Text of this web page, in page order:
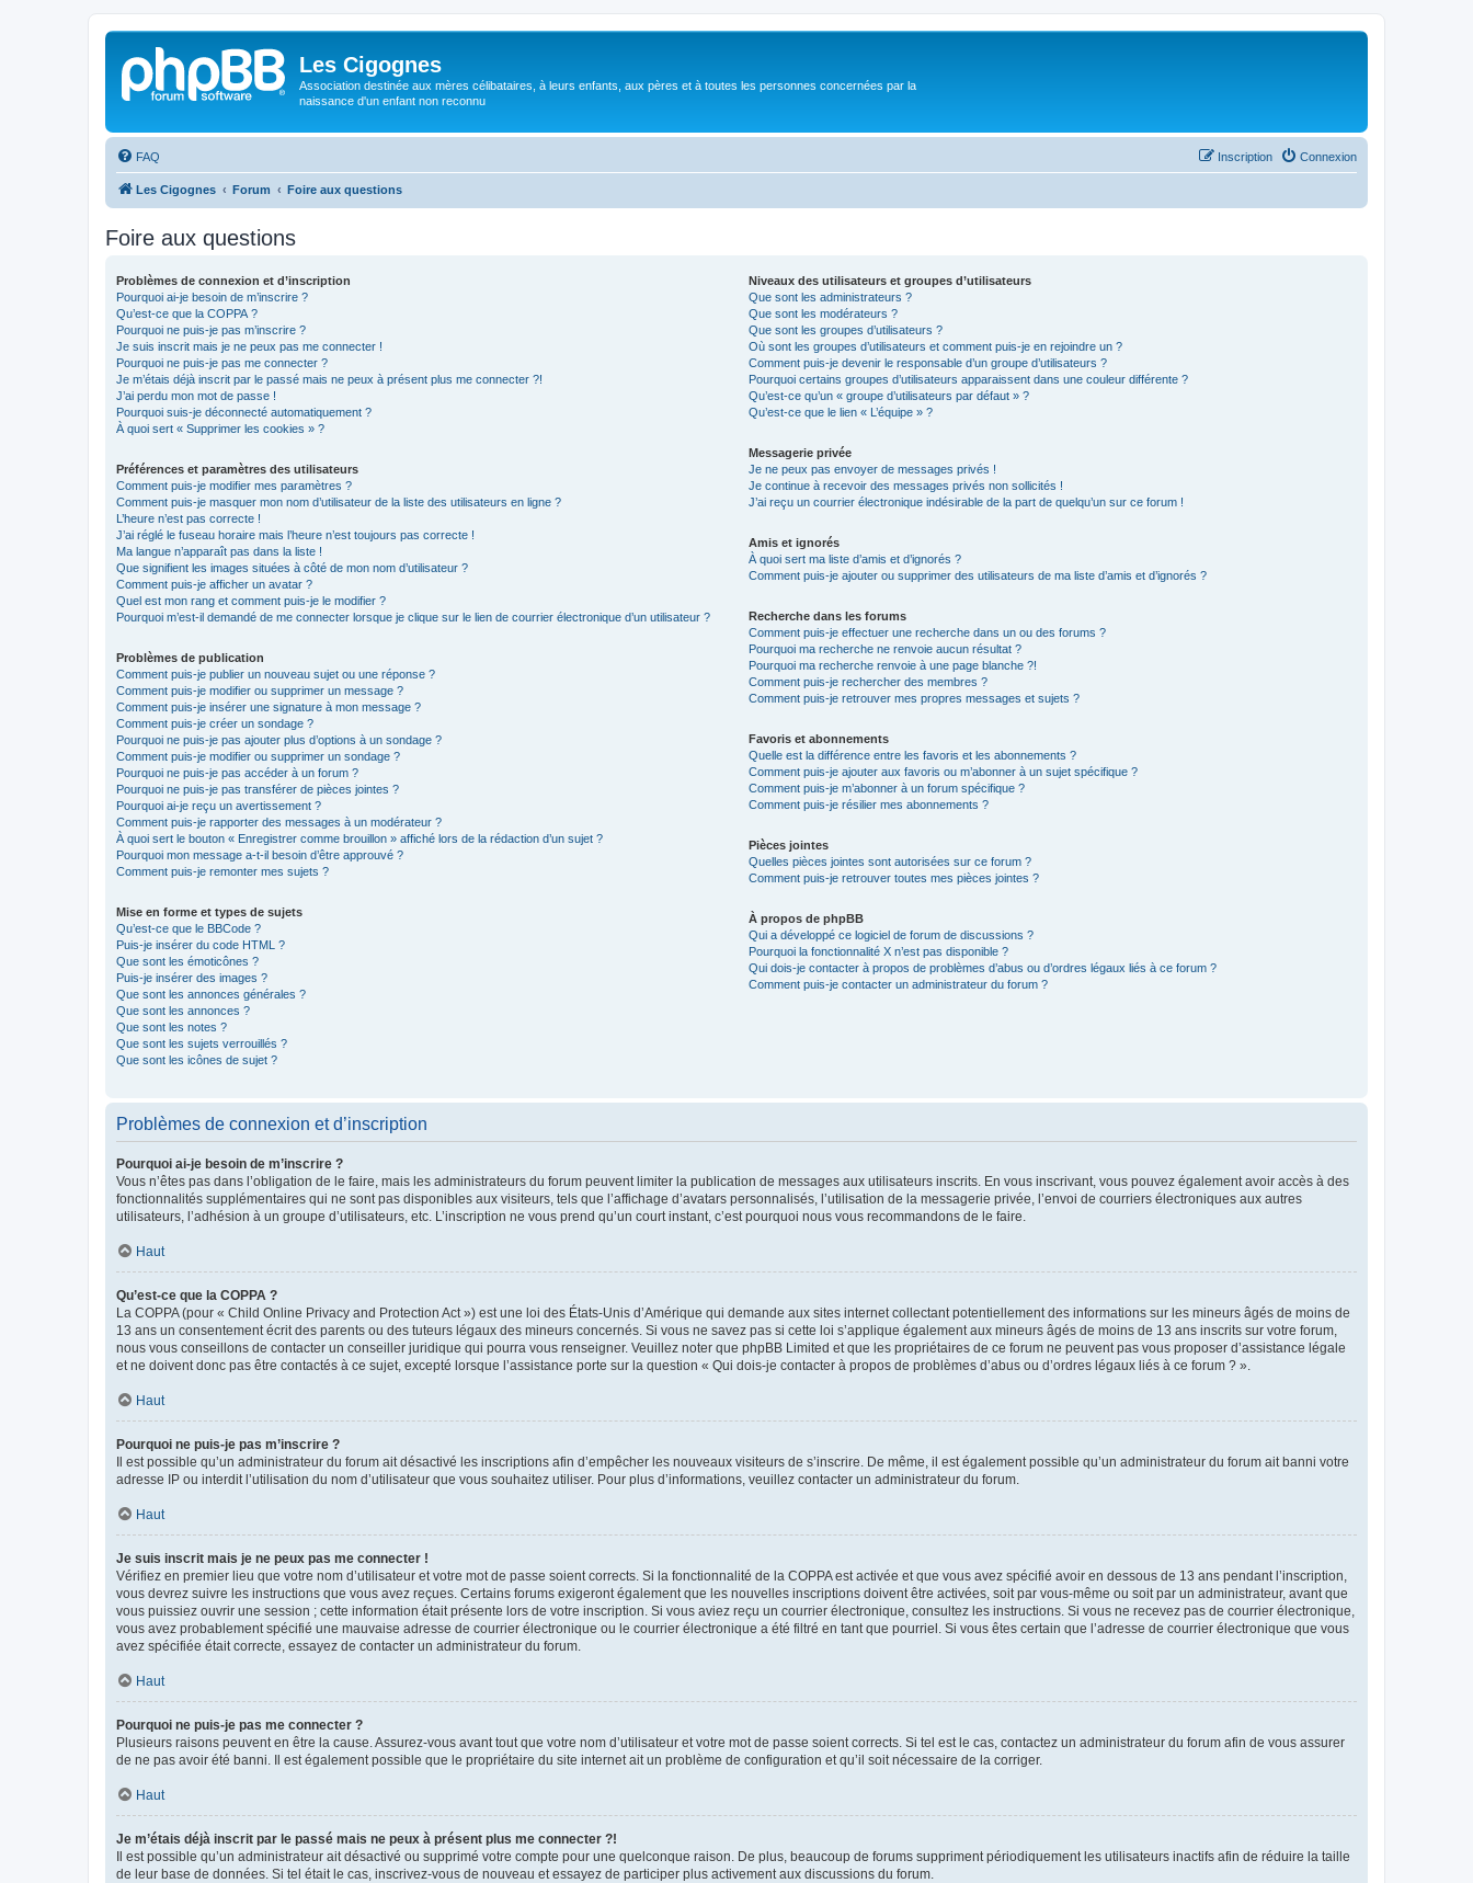
Les Cigognes
Association destinée aux mères célibataires, à leurs enfants, aux pères et à toutes les personnes concernées par la
naissance d'un enfant non reconnu
FAQ Connexion
Inscription
Les Cigognes Forum Foire aux questions
Foire aux questions
Problèmes de connexion et d’inscription
Pourquoi ai-je besoin de m’inscrire ?
Qu’est-ce que la COPPA ?
Pourquoi ne puis-je pas m’inscrire ?
Je suis inscrit mais je ne peux pas me connecter !
Pourquoi ne puis-je pas me connecter ?
Je m’étais déjà inscrit par le passé mais ne peux à présent plus me connecter ?!
J’ai perdu mon mot de passe !
Pourquoi suis-je déconnecté automatiquement ?
À quoi sert « Supprimer les cookies » ?
Préférences et paramètres des utilisateurs
Comment puis-je modifier mes paramètres ?
Comment puis-je masquer mon nom d’utilisateur de la liste des utilisateurs en ligne ?
L’heure n’est pas correcte !
J’ai réglé le fuseau horaire mais l’heure n’est toujours pas correcte !
Ma langue n’apparaît pas dans la liste !
Que signifient les images situées à côté de mon nom d’utilisateur ?
Comment puis-je afficher un avatar ?
Quel est mon rang et comment puis-je le modifier ?
Pourquoi m’est-il demandé de me connecter lorsque je clique sur le lien de courrier électronique d’un utilisateur ?
Problèmes de publication
Comment puis-je publier un nouveau sujet ou une réponse ?
Comment puis-je modifier ou supprimer un message ?
Comment puis-je insérer une signature à mon message ?
Comment puis-je créer un sondage ?
Pourquoi ne puis-je pas ajouter plus d’options à un sondage ?
Comment puis-je modifier ou supprimer un sondage ?
Pourquoi ne puis-je pas accéder à un forum ?
Pourquoi ne puis-je pas transférer de pièces jointes ?
Pourquoi ai-je reçu un avertissement ?
Comment puis-je rapporter des messages à un modérateur ?
À quoi sert le bouton « Enregistrer comme brouillon » affiché lors de la rédaction d’un sujet ?
Pourquoi mon message a-t-il besoin d’être approuvé ?
Comment puis-je remonter mes sujets ?
Mise en forme et types de sujets
Qu’est-ce que le BBCode ?
Puis-je insérer du code HTML ?
Que sont les émoticônes ?
Puis-je insérer des images ?
Que sont les annonces générales ?
Que sont les annonces ?
Que sont les notes ?
Que sont les sujets verrouillés ?
Que sont les icônes de sujet ?
Niveaux des utilisateurs et groupes d’utilisateurs
Que sont les administrateurs ?
Que sont les modérateurs ?
Que sont les groupes d’utilisateurs ?
Où sont les groupes d’utilisateurs et comment puis-je en rejoindre un ?
Comment puis-je devenir le responsable d’un groupe d’utilisateurs ?
Pourquoi certains groupes d’utilisateurs apparaissent dans une couleur différente ?
Qu’est-ce qu’un « groupe d’utilisateurs par défaut » ?
Qu’est-ce que le lien « L’équipe » ?
Messagerie privée
Je ne peux pas envoyer de messages privés !
Je continue à recevoir des messages privés non sollicités !
J’ai reçu un courrier électronique indésirable de la part de quelqu’un sur ce forum !
Amis et ignorés
À quoi sert ma liste d’amis et d’ignorés ?
Comment puis-je ajouter ou supprimer des utilisateurs de ma liste d’amis et d’ignorés ?
Recherche dans les forums
Comment puis-je effectuer une recherche dans un ou des forums ?
Pourquoi ma recherche ne renvoie aucun résultat ?
Pourquoi ma recherche renvoie à une page blanche ?!
Comment puis-je rechercher des membres ?
Comment puis-je retrouver mes propres messages et sujets ?
Favoris et abonnements
Quelle est la différence entre les favoris et les abonnements ?
Comment puis-je ajouter aux favoris ou m’abonner à un sujet spécifique ?
Comment puis-je m’abonner à un forum spécifique ?
Comment puis-je résilier mes abonnements ?
Pièces jointes
Quelles pièces jointes sont autorisées sur ce forum ?
Comment puis-je retrouver toutes mes pièces jointes ?
À propos de phpBB
Qui a développé ce logiciel de forum de discussions ?
Pourquoi la fonctionnalité X n’est pas disponible ?
Qui dois-je contacter à propos de problèmes d’abus ou d’ordres légaux liés à ce forum ?
Comment puis-je contacter un administrateur du forum ?
Problèmes de connexion et d’inscription
Pourquoi ai-je besoin de m’inscrire ?
Vous n’êtes pas dans l’obligation de le faire, mais les administrateurs du forum peuvent limiter la publication de messages aux utilisateurs inscrits. En vous inscrivant, vous pouvez également avoir accès à des
fonctionnalités supplémentaires qui ne sont pas disponibles aux visiteurs, tels que l’affichage d’avatars personnalisés, l’utilisation de la messagerie privée, l’envoi de courriers électroniques aux autres
utilisateurs, l’adhésion à un groupe d’utilisateurs, etc. L’inscription ne vous prend qu’un court instant, c’est pourquoi nous vous recommandons de le faire.
Haut
Qu’est-ce que la COPPA ?
La COPPA (pour « Child Online Privacy and Protection Act ») est une loi des États-Unis d’Amérique qui demande aux sites internet collectant potentiellement des informations sur les mineurs âgés de moins de
13 ans un consentement écrit des parents ou des tuteurs légaux des mineurs concernés. Si vous ne savez pas si cette loi s’applique également aux mineurs âgés de moins de 13 ans inscrits sur votre forum,
nous vous conseillons de contacter un conseiller juridique qui pourra vous renseigner. Veuillez noter que phpBB Limited et que les propriétaires de ce forum ne peuvent pas vous proposer d’assistance légale
et ne doivent donc pas être contactés à ce sujet, excepté lorsque l’assistance porte sur la question « Qui dois-je contacter à propos de problèmes d’abus ou d’ordres légaux liés à ce forum ? ».
Haut
Pourquoi ne puis-je pas m’inscrire ?
Il est possible qu’un administrateur du forum ait désactivé les inscriptions afin d’empêcher les nouveaux visiteurs de s’inscrire. De même, il est également possible qu’un administrateur du forum ait banni votre
adresse IP ou interdit l’utilisation du nom d’utilisateur que vous souhaitez utiliser. Pour plus d’informations, veuillez contacter un administrateur du forum.
Haut
Je suis inscrit mais je ne peux pas me connecter !
Vérifiez en premier lieu que votre nom d’utilisateur et votre mot de passe soient corrects. Si la fonctionnalité de la COPPA est activée et que vous avez spécifié avoir en dessous de 13 ans pendant l’inscription,
vous devrez suivre les instructions que vous avez reçues. Certains forums exigeront également que les nouvelles inscriptions doivent être activées, soit par vous-même ou soit par un administrateur, avant que
vous puissiez ouvrir une session ; cette information était présente lors de votre inscription. Si vous aviez reçu un courrier électronique, consultez les instructions. Si vous ne recevez pas de courrier électronique,
vous avez probablement spécifié une mauvaise adresse de courrier électronique ou le courrier électronique a été filtré en tant que pourriel. Si vous êtes certain que l’adresse de courrier électronique que vous
avez spécifiée était correcte, essayez de contacter un administrateur du forum.
Haut
Pourquoi ne puis-je pas me connecter ?
Plusieurs raisons peuvent en être la cause. Assurez-vous avant tout que votre nom d’utilisateur et votre mot de passe soient corrects. Si tel est le cas, contactez un administrateur du forum afin de vous assurer
de ne pas avoir été banni. Il est également possible que le propriétaire du site internet ait un problème de configuration et qu’il soit nécessaire de la corriger.
Haut
Je m’étais déjà inscrit par le passé mais ne peux à présent plus me connecter ?!
Il est possible qu’un administrateur ait désactivé ou supprimé votre compte pour une quelconque raison. De plus, beaucoup de forums suppriment périodiquement les utilisateurs inactifs afin de réduire la taille
de leur base de données. Si tel était le cas, inscrivez-vous de nouveau et essayez de participer plus activement aux discussions du forum.